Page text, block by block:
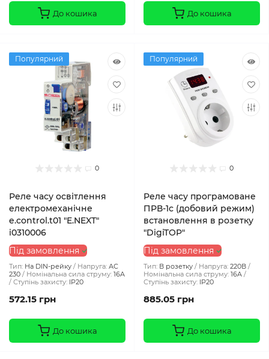
До кошика До кошика
Популярний
0
Реле часу освітлення
електромеханічне
e.control.t01 "E.NEXT"
i0310006
Під замовлення
Тип: На DIN-рейку Напруга: АС
230
Номінальна сила струму: 16A
Ступінь захисту: IP20
572.15 грн
До кошика
Популярний
0
Реле часу програмоване
ПРВ-1с (добовий режим)
встановлення в розетку
"DigiTOP"
Під замовлення
Тип: В розетку Напруга: 220В
Номінальна сила струму: 16A
Ступінь захисту: IP20
885.05 грн
До кошика